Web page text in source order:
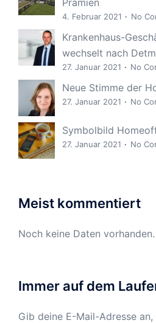
4. Februar 2021 No
Krankenhaus-
wechselt nach
27. Januar 2021 No
Neue Stimme der
27. Januar 2021 No
Symbolbild
27. Januar 2021 No
Meist kommentiert
Noch keine Daten vorhanden.
Immer auf dem
Gib deine E-Mail-Adresse